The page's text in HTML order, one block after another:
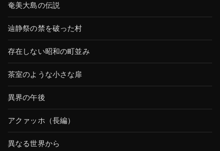
奄美大島の伝説
辿静祭の禁を破った村
存在しない昭和の町並み
茶室のような小さな扉
異界の午後
アクァッホ（長編）
異なる世界から